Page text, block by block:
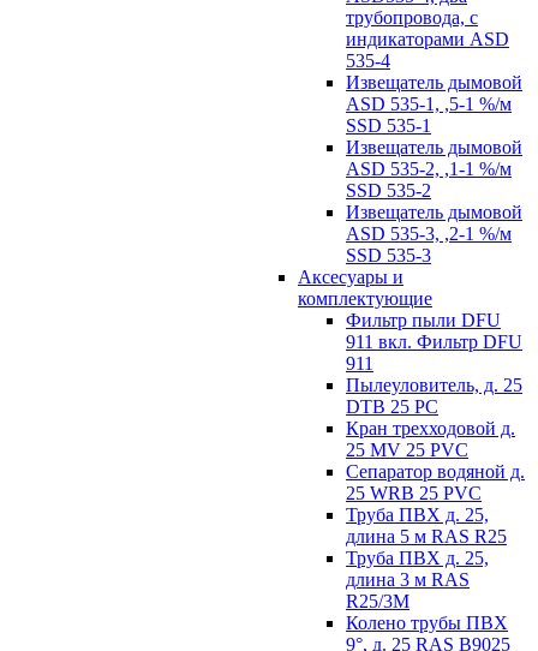
трубопровода, с
индикаторами ASD
535-4
Извещатель дымовой
ASD 535-1, ,5-1 %/м
SSD 535-1
Извещатель дымовой
ASD 535-2, ,1-1 %/м
SSD 535-2
Извещатель дымовой
ASD 535-3, ,2-1 %/м
SSD 535-3
Аксесуары и
комплектующие
Фильтр пыли DFU
911 вкл. Фильтр DFU
911
Пылеуловитель, д. 25
DTB 25 PC
Кран трехходовой д.
25 MV 25 PVC
Сепаратор водяной д.
25 WRB 25 PVC
Труба ПВХ д. 25,
длина 5 м RAS R25
Труба ПВХ д. 25,
длина 3 м RAS
R25/3M
Колено трубы ПВХ
9°, д. 25 RAS B9025